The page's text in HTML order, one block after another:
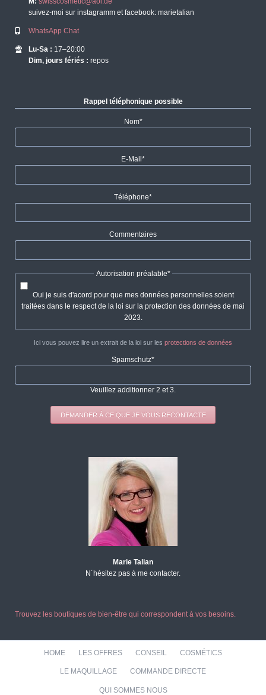
suivez-moi sur instagramm et facebook: marietalian
WhatsApp Chat
Lu-Sa : 17–20:00
Dim, jours fériés : repos
Rappel téléphonique possible
Champ
Nom*
Champ
E-Mail *
Champ
Téléphone*
Commentaires
Champ
Autorisation préalable*
Oui je suis d'acord pour que mes données personnelles soient
traitées dans le respect de la loi sur la protection des données de mai
2023.
Ici vous pouvez lire un extrait de la loi sur les protections de données
Champ
Spamschutz*
Veuillez additionner 2 et 3.
DEMANDER À CE QUE JE VOUS RECONTACTE
Marie Talian
N´hésitez pas à me contacter.
Trouvez les boutiques de bien-être qui correspondent à vos besoins.
Aller
contenu
HOME LES OFFRES CONSEIL COSMÉTICS
LE MAQUILLAGE COMMANDE DIRECTE
QUI SOMMES NOUS